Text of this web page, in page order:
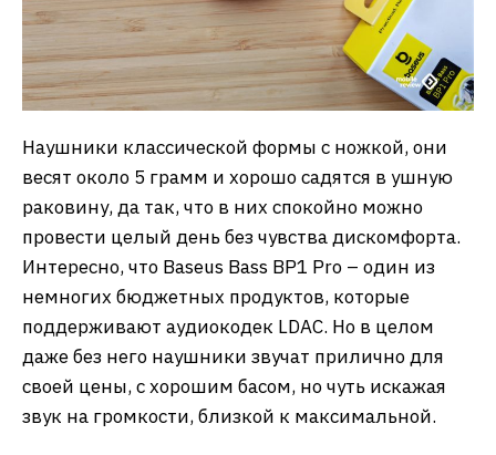
Наушники классической формы с ножкой, они
весят около 5 грамм и хорошо садятся в ушную
раковину, да так, что в них спокойно можно
провести целый день без чувства дискомфорта.
Интересно, что Baseus Bass BP1 Pro – один из
немногих бюджетных продуктов, которые
поддерживают аудиокодек LDAC. Но в целом
даже без него наушники звучат прилично для
своей цены, с хорошим басом, но чуть искажая
звук на громкости, близкой к максимальной.